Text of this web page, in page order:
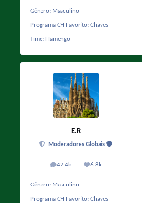
Gênero: Masculino
Programa CH Favorito: Chaves
Time: Flamengo
E.R
Moderadores Globais
42.4k
posts 6.8k
Reputação
Gênero: Masculino
Programa CH Favorito: Chaves